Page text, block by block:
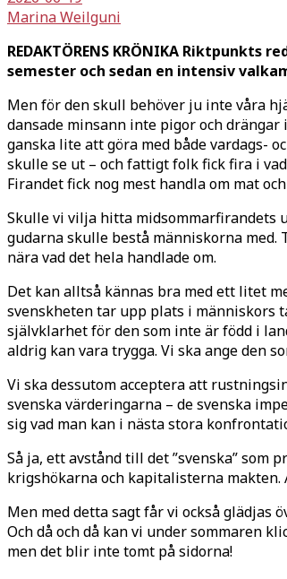
Marina Weilguni
REDAKTÖRENS KRÖNIKA
semester och sedan en intensiv
Men för den skull behöver ju inte våra
dansade minsann inte pigor och
ganska lite att göra med både vardags-
skulle se ut – och fattigt folk fick fira i
Firandet fick nog mest handla om mat
Skulle vi vilja hitta midsommarfirandets
gudarna skulle bestå människorna med.
nära vad det hela handlade om.
Det kan alltså kännas bra med ett litet
svenskheten tar upp plats i människors
självklarhet för den som inte är född i
aldrig kan vara trygga. Vi ska ange den
Vi ska dessutom acceptera att
svenska värderingarna – de svenska
sig vad man kan i nästa stora
Så ja, ett avstånd till det ”svenska”
krigshökarna och kapitalisterna makten.
Men med detta sagt får vi också glädjas
Och då och då kan vi under sommaren
men det blir inte tomt på sidorna!